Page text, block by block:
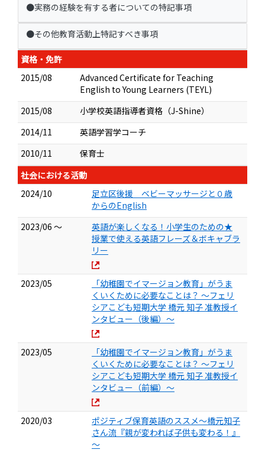
●実務の経験を有する者についての特記事項
●その他教育活動上特記すべき事項
資格・免許
2015/08
Advanced Certificate for Teaching
English to Young Learners (TEYL)
2015/08
小学校英語指導者資格（J-Shine）
2014/11
英語学習学コーチ
2010/11
保育士
社会における活動
2024/10
足立区後援 ベビーマッサージと０歳
からのEnglish
2023/06 ～
英語が楽しくなる！小学生のための★
授業で使える英語フレーズ＆ボキャブラ
リー
2023/05
「幼稚園でイマージョン教育」がうま
くいくために必要なことは？ 〜フェリ
シアこども短期大学 橋元 知子 准教授イ
ンタビュー（後編）〜
2023/05
「幼稚園でイマージョン教育」がうま
くいくために必要なことは？ 〜フェリ
シアこども短期大学 橋元 知子 准教授イ
ンタビュー（前編）〜
2020/03
ポジティブ保育英語のススメ～橋元知子
さん流『親が変われば子供も変わる！』
～